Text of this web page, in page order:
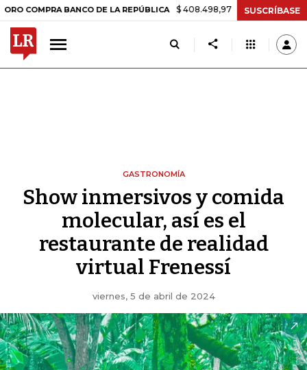
BANCO DE LA REPÚBLICA $ 408.498,97 +$ 8.753,81 +2,19%
SUSCRÍBASE
GASTRONOMÍA
Show inmersivos y comida
molecular, así es el
restaurante de realidad
virtual Frenessí
viernes, 5 de abril de 2024